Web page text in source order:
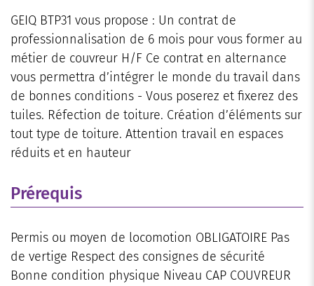
GEIQ BTP31 vous propose : Un contrat de
professionnalisation de 6 mois pour vous former au
métier de couvreur H/F Ce contrat en alternance
vous permettra d’intégrer le monde du travail dans
de bonnes conditions - Vous poserez et fixerez des
tuiles. Réfection de toiture. Création d’éléments sur
tout type de toiture. Attention travail en espaces
réduits et en hauteur
Prérequis
Permis ou moyen de locomotion OBLIGATOIRE Pas
de vertige Respect des consignes de sécurité
Bonne condition physique Niveau CAP COUVREUR